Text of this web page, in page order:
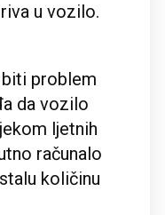
u vozilo.
problem
da vozilo
ljetnih
računalo
količinu